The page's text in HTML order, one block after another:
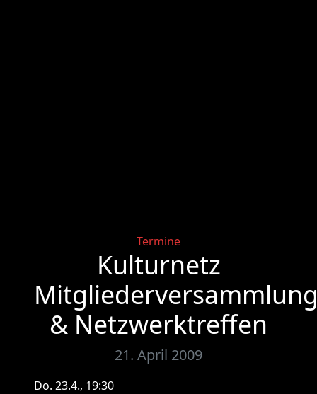
Categories
Termine
Kulturnetz
& Netzwerktreffen
21. April 2009
Do. 23.4., 19:30